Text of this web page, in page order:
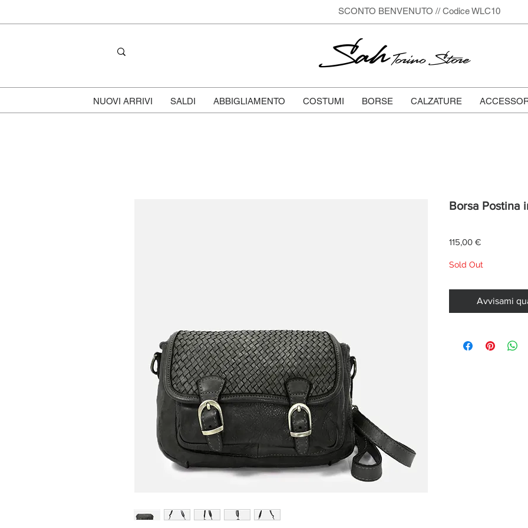
SCONTO BENVENUTO // Codice WLC10
SahTorino Store
NUOVI ARRIVI SALDI ABBIGLIAMENTO COSTUMI BORSE CALZATURE
Borsa Postina
115,00 €Prezzo
Sold Out
Avvisami